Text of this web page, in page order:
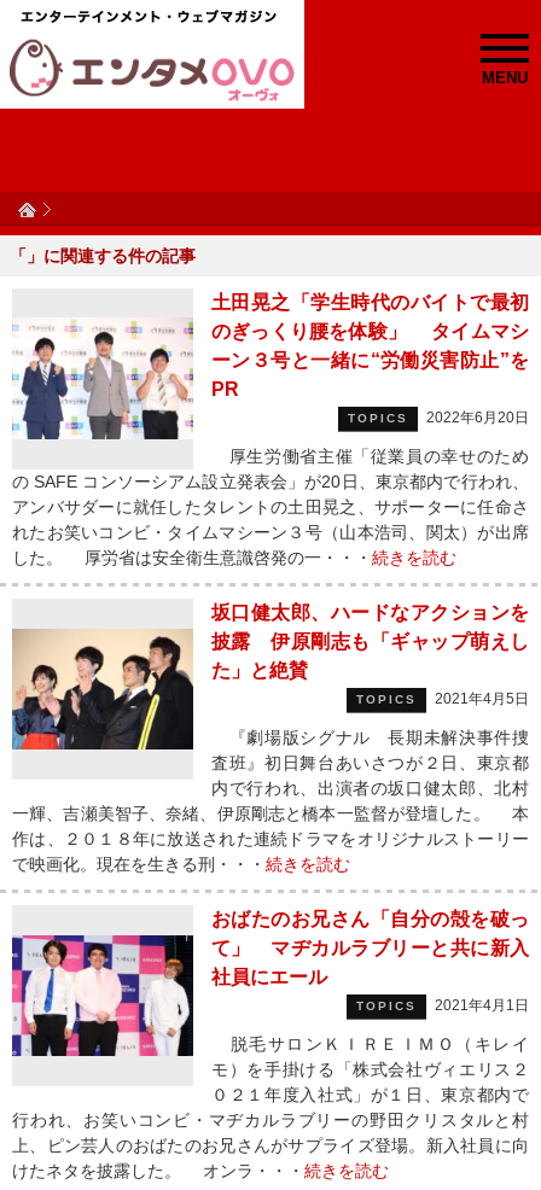
MENU
「 」に関連する件の記事
土田晃之「学生時代のバイトで最初
のぎっくり腰を体験」 タイムマシ
ーン３号と一緒に“労働災害防止”を
PR
TOPICS 2022年6月20日
厚生労働省主催「従業員の幸せのため
の SAFE コンソーシアム設立発表会」が20日、東京都内で行われ、
アンバサダーに就任したタレントの土田晃之、サポーターに任命さ
れたお笑いコンビ・タイムマシーン３号（山本浩司、関太）が出席
した。 厚労省は安全衛生意識啓発の一・・・ 続きを読む
坂口健太郎、ハードなアクションを
披露 伊原剛志も「ギャップ萌えし
た」と絶賛
TOPICS 2021年4月5日
『劇場版シグナル 長期未解決事件捜
査班』初日舞台あいさつが２日、東京都
内で行われ、出演者の坂口健太郎、北村
一輝、吉瀬美智子、奈緒、伊原剛志と橋本一監督が登壇した。 本
作は、２０１８年に放送された連続ドラマをオリジナルストーリー
で映画化。現在を生きる刑・・・ 続きを読む
おばたのお兄さん「自分の殻を破っ
て」 マヂカルラブリーと共に新入
社員にエール
TOPICS 2021年4月1日
脱毛サロンＫＩＲＥＩＭＯ（キレイ
モ）を手掛ける「株式会社ヴィエリス２
０２１年度入社式」が１日、東京都内で
行われ、お笑いコンビ・マヂカルラブリーの野田クリスタルと村
上、ピン芸人のおばたのお兄さんがサプライズ登場。新入社員に向
けたネタを披露した。 オンラ・・・ 続きを読む